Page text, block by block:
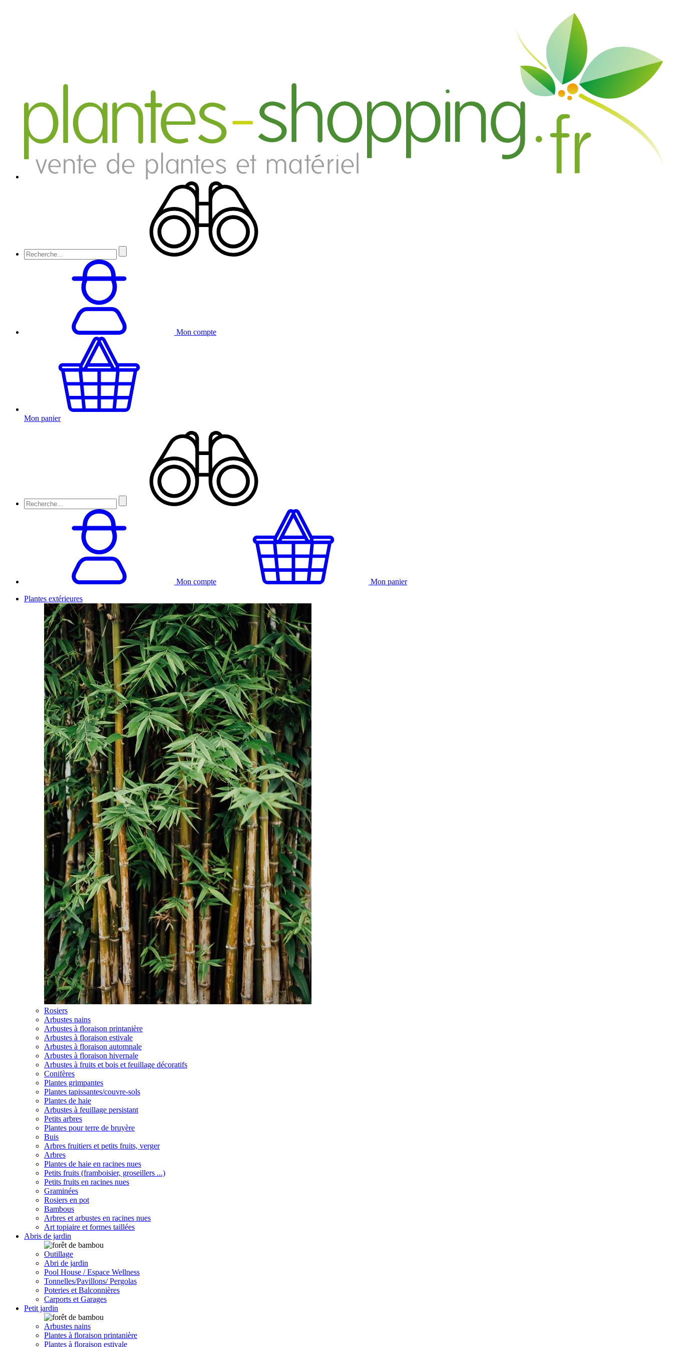
Mon compte
Mon panier
Mon compte
Mon panier
Plantes extérieures
Rosiers
Arbustes nains
Arbustes à floraison printanière
Arbustes à floraison estivale
Arbustes à floraison automnale
Arbustes à floraison hivernale
Arbustes à fruits et bois et feuillage décoratifs
Conifères
Plantes grimpantes
Plantes tapissantes/couvre-sols
Plantes de haie
Arbustes à feuillage persistant
Petits arbres
Plantes pour terre de bruyère
Buis
Arbres fruitiers et petits fruits, verger
Arbres
Plantes de haie en racines nues
Petits fruits (framboisier, groseillers ...)
Petits fruits en racines nues
Graminées
Rosiers en pot
Bambous
Arbres et arbustes en racines nues
Art topiaire et formes taillées
Abris de jardin
Outillage
Abri de jardin
Pool House / Espace Wellness
Tonnelles/Pavillons/ Pergolas
Poteries et Balconnières
Carports et Garages
Petit jardin
Arbustes nains
Plantes à floraison printanière
Plantes à floraison estivale